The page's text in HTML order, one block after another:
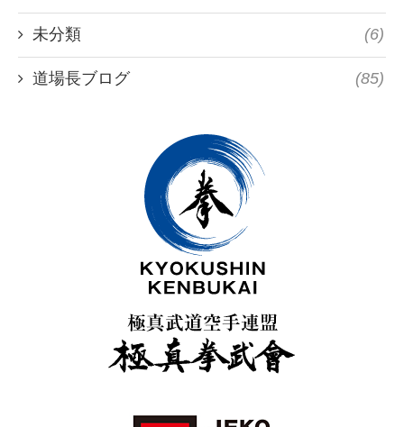
未分類 (6)
道場長ブログ (85)